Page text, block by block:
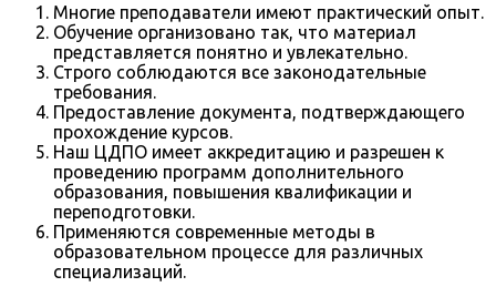
Многие преподаватели имеют практический опыт.
Обучение организовано так, что материал
представляется понятно и увлекательно.
Строго соблюдаются все законодательные
требования.
Предоставление документа, подтверждающего
прохождение курсов.
Наш ЦДПО имеет аккредитацию и разрешен к
проведению программ дополнительного
образования, повышения квалификации и
переподготовки.
Применяются современные методы в
образовательном процессе для различных
специализаций.